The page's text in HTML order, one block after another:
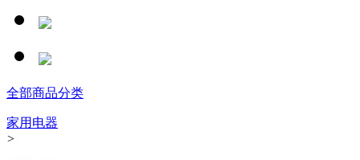
全部商品分类
家用电器
>